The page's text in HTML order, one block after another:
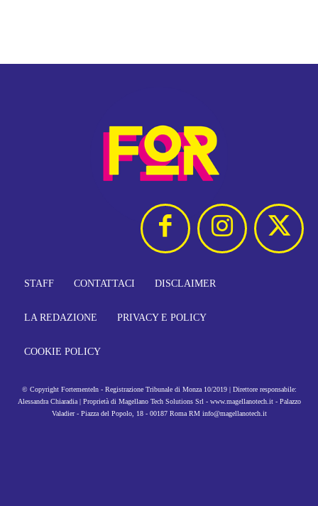
STAFF CONTATTACI DISCLAIMER
LA REDAZIONE PRIVACY E POLICY
COOKIE POLICY
© Copyright FortementeIn - Registrazione Tribunale di Monza 10/2019 | Direttore responsabile:
Alessandra Chiaradia | Proprietà di Magellano Tech Solutions Srl - www.magellanotech.it - Palazzo
Valadier - Piazza del Popolo, 18 - 00187 Roma RM info@magellanotech.it